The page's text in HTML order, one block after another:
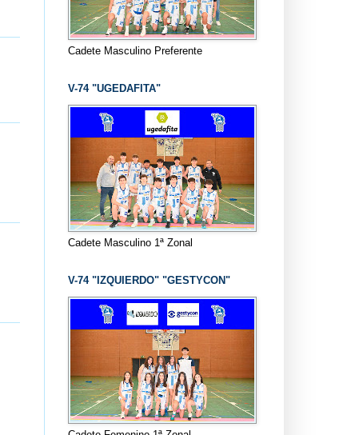
Cadete Masculino Preferente
V-74 "UGEDAFITA"
Cadete Masculino 1ª Zonal
V-74 "IZQUIERDO" "GESTYCON"